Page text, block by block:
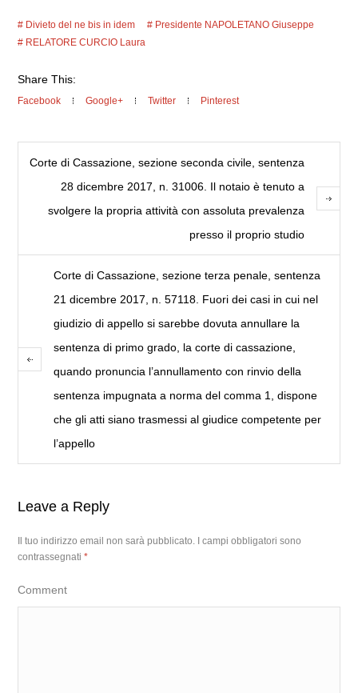
Divieto del ne bis in idem
Presidente NAPOLETANO Giuseppe
RELATORE CURCIO Laura
Share This:
Facebook Google+ Twitter Pinterest
Corte di Cassazione, sezione seconda civile, sentenza
28 dicembre 2017, n. 31006. Il notaio è tenuto a
svolgere la propria attività con assoluta prevalenza
presso il proprio studio
Corte di Cassazione, sezione terza penale, sentenza
21 dicembre 2017, n. 57118. Fuori dei casi in cui nel
giudizio di appello si sarebbe dovuta annullare la
sentenza di primo grado, la corte di cassazione,
quando pronuncia l’annullamento con rinvio della
sentenza impugnata a norma del comma 1, dispone
che gli atti siano trasmessi al giudice competente per
l’appello
Leave a Reply
Il tuo indirizzo email non sarà pubblicato.
I campi obbligatori sono
contrassegnati*
Comment